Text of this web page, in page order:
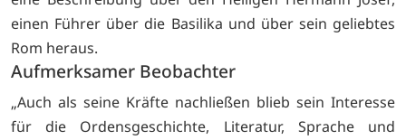
einen Führer über die Basilika und über sein geliebtes
Rom heraus.
Aufmerksamer Beobachter
„Auch als seine Kräfte nachließen blieb sein Interesse
für die Ordensgeschichte, Literatur, Sprache und